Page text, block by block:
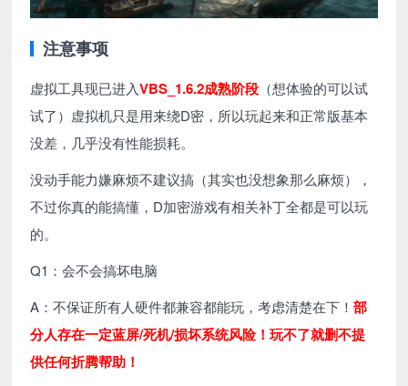
注意事项
虚拟工具现已进入VBS_1.6.2成熟阶段 （想体验的可以试
试了）虚拟机只是用来绕D密，所以玩起来和正常版基本
没差，几乎没有性能损耗。
没动手能力嫌麻烦不建议搞（其实也没想象那么麻烦），
不过你真的能搞懂，D加密游戏有相关补丁全都是可以玩
的。
Q1：会不会搞坏电脑
A：不保证所有人硬件都兼容都能玩，考虑清楚在下！部
分人存在一定蓝屏/死机/损坏系统风险！玩不了就删不提
供任何折腾帮助！